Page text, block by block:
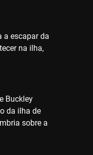
a escapar da
na ilha,
Buckley
da ilha de
sobre a